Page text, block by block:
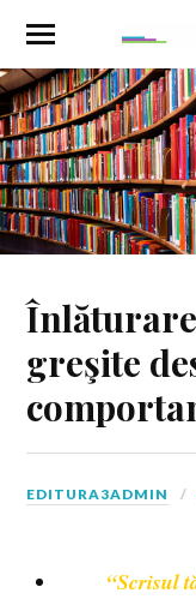
greşite
EDITURA3ADMIN
“Scrisul